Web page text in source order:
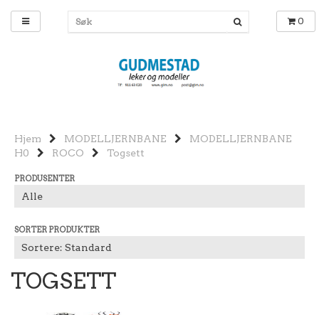
0
Hjem MODELLJERNBANE
MODELLJERNBANE
H0
ROCO Togsett
PRODUSENTER
SORTER PRODUKTER
TOGSETT